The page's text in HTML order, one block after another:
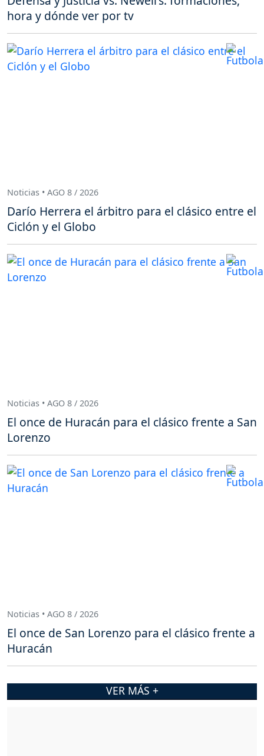
hora y dónde ver por tv
Noticias • AGO 8 / 2026
Darío Herrera el árbitro para el clásico entre el
Ciclón y el Globo
Noticias • AGO 8 / 2026
El once de Huracán para el clásico frente a San
Lorenzo
Noticias • AGO 8 / 2026
El once de San Lorenzo para el clásico frente a
Huracán
VER MÁS +